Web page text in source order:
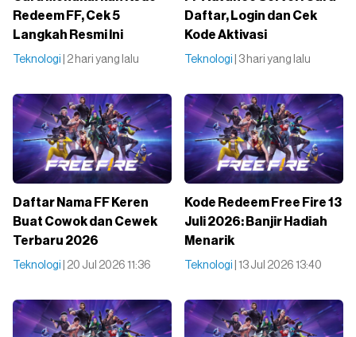
Redeem FF, Cek 5
Langkah Resmi Ini
Teknologi | 2 hari yang lalu
Daftar, Login dan Cek
Kode Aktivasi
Teknologi | 3 hari yang lalu
Daftar Nama FF Keren
Buat Cowok dan Cewek
Terbaru 2026
Teknologi | 20 Jul 2026 11:36
Kode Redeem Free Fire 13
Juli 2026: Banjir Hadiah
Menarik
Teknologi | 13 Jul 2026 13:40